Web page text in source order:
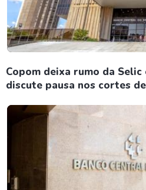
Copom deixa rumo da
discute pausa nos cortes